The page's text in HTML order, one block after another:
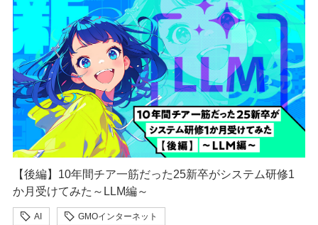
【後編】10年間チア一筋だった25新卒がシステム研修1
か月受けてみた～LLM編～
AI
GMOインターネット